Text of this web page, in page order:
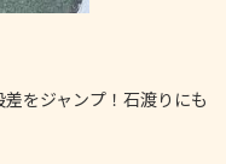
をジャンプ！石渡りにも